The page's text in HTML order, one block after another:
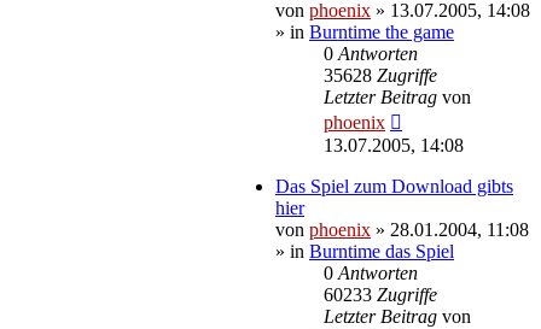
von phoenix » 13.07.2005, 14:08
» in Burntime the game
0 Antworten
35628 Zugriffe
Letzter Beitrag von
phoenix
13.07.2005, 14:08
Das Spiel zum Download gibts
hier
von phoenix » 28.01.2004, 11:08
» in Burntime das Spiel
0 Antworten
60233 Zugriffe
Letzter Beitrag von